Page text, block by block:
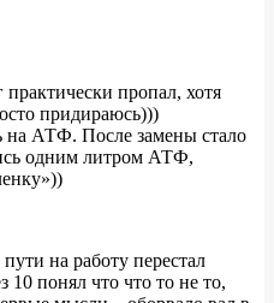
практически пропал, хотя
придираюсь)))
на АТФ. После замены стало
одним литром АТФ,
на работу перестал
10 понял что что то не то,